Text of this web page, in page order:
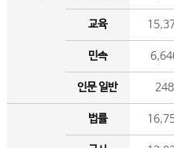
교육
민속
인문 일반 248
법률